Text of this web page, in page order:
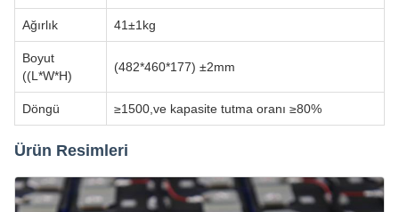
Ağırlık 41±1kg
Boyut
((L*W*H)
(482*460*177) ±2mm
Döngü ≥1500,ve kapasite tutma oranı ≥80%
Ürün Resimleri